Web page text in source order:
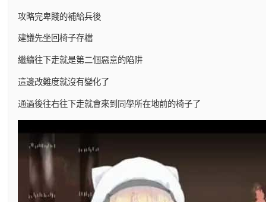
攻略完卑賤的補給兵後
建議先坐回椅子存檔
繼續往下走就是第二個惡意的陷阱
這邊改難度就沒有變化了
通過後往右往下走就會來到同學所在地前的椅子了